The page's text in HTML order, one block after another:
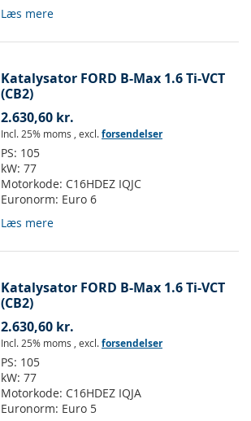
Læs mere
Katalysator FORD B-Max 1.6 Ti-VCT
(CB2)
2.630,60 kr.
Incl. 25% moms , excl.forsendelser
PS: 105
kW: 77
Motorkode: C16HDEZ IQJC
Euronorm: Euro 6
Læs mere
Katalysator FORD B-Max 1.6 Ti-VCT
(CB2)
2.630,60 kr.
Incl. 25% moms , excl.forsendelser
PS: 105
kW: 77
Motorkode: C16HDEZ IQJA
Euronorm: Euro 5